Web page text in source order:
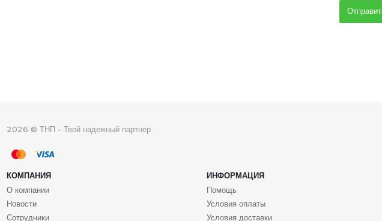
2026 © ТНП - Твой надежный партнер
КОМПАНИЯ ИНФОРМАЦИЯ
О компании
Новости
Сотрудники
Помощь
Условия оплаты
Условия доставки